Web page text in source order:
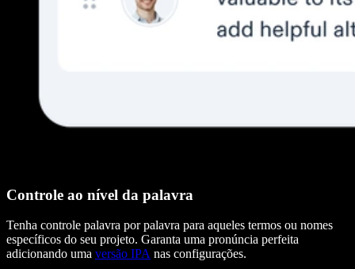
Controle ao nível da palavra
Tenha controle palavra por palavra para aqueles termos ou nomes
específicos do seu projeto. Garanta uma pronúncia perfeita
adicionando uma versão IPA nas configurações.